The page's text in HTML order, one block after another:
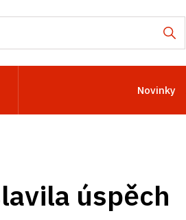
Novinky
úspěch